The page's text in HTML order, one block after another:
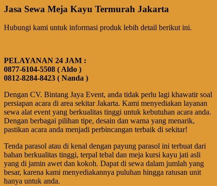
Jasa Sewa Meja Kayu Termurah Jakarta
Hubungi kami untuk informasi produk lebih detail berikut ini.
PELAYANAN 24 JAM :
0877-6104-5508 ( Aldo )
0812-8284-8423 ( Nanda )
Dengan CV. Bintang Jaya Event, anda tidak perlu lagi khawatir soal
persiapan acara di area sekitar Jakarta. Kami menyediakan layanan
sewa alat event yang berkualitas tinggi untuk kebutuhan acara anda.
Dengan berbagai pilihan tipe, desain dan warna yang menarik,
pastikan acara anda menjadi perbincangan terbaik di sekitar!
Tenda parasol atau di kenal dengan payung parasol ini terbuat dari
bahan berkualitas tinggi, terpal tebal dan meja kursi kayu jati asli
yang di jamin awet dan kokoh. Dapat di sewa dalam jumlah yang
besar, karena kami menyediakannya puluhan hingga ratusan unit
hanya untuk anda.